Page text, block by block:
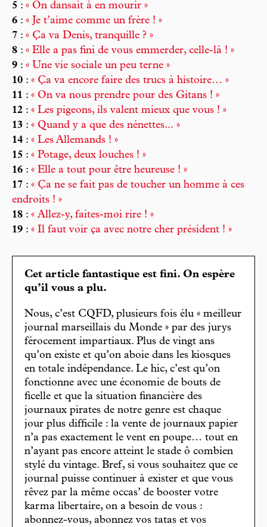
5 : « On dansait à en mourir »
6 : « Je t’aime comme un frère ! »
7 : « Ça va Denis, tranquille ? »
8 : « Elle a pas fini de vous emmerder, celle-là ! »
9 : « Une vie sociale un peu terne »
10 : « Ça va encore faire des trucs à histoire… »
11 : « On va nous prendre pour des Gitans ! »
12 : « Les pigeons, ils valent mieux que vous ! »
13 : « Quand y a que des nénettes... »
14 : « Les Allemands ! »
15 : « Potage, deux louches ! »
16 : « Elle a tout pour être heureuse ! »
17 : « Ça ne se fait pas de toucher un homme à ces
endroits ! »
18 : « Allez-y, faites-moi rire ! »
19 : « Il faut voir ça avec notre cher président ! »
Cet article fantastique est fini. On espère
qu’il vous a plu.
Nous, c’est CQFD, plusieurs fois élu « meilleur
journal marseillais du Monde » par des jurys
férocement impartiaux. Plus de vingt ans
qu’on existe et qu’on aboie dans les kiosques
en totale indépendance. Le hic, c’est qu’on
fonctionne avec une économie de bouts de
ficelle et que la situation financière des
journaux pirates de notre genre est chaque
jour plus difficile : la vente de journaux papier
n’a pas exactement le vent en poupe… tout en
n’ayant pas encore atteint le stade ô combien
stylé du vintage. Bref, si vous souhaitez que ce
journal puisse continuer à exister et que vous
rêvez par la même occas’ de booster votre
karma libertaire, on a besoin de vous :
abonnez-vous, abonnez vos tatas et vos